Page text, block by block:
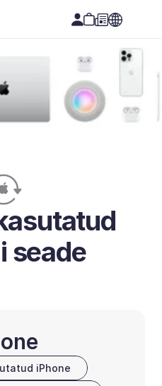
seade
iPhone